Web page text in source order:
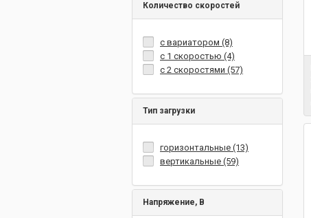
Количество скоростей
с вариатором (8)
с 1 скоростью (4)
с 2 скоростями (57)
Тип загрузки
горизонтальные (13)
вертикальные (59)
Напряжение, В